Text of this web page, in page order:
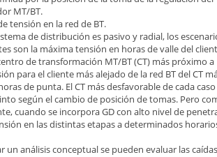
MT/BT.
tensión en la red de BT.
de distribución es pasivo y radial, los
son la máxima tensión en horas de valle del
de transformación MT/BT (CT) más próximo a
para el cliente más alejado de la red BT del CT
de punta. El CT más desfavorable de cada
según el cambio de posición de tomas. Pero
cuando se incorpora GD con alto nivel de
en las distintas etapas a determinados
un análisis conceptual se pueden evaluar las